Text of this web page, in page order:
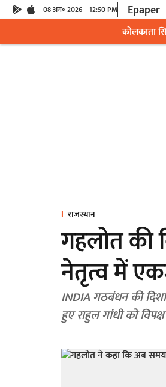
08 अग॰ 2026 12:50 PM Epaper
कोलकाता
राजस्थान
गहलोत की
नेतृत्व में
INDIA गठबंधन की
हुए राहुल गांधी को